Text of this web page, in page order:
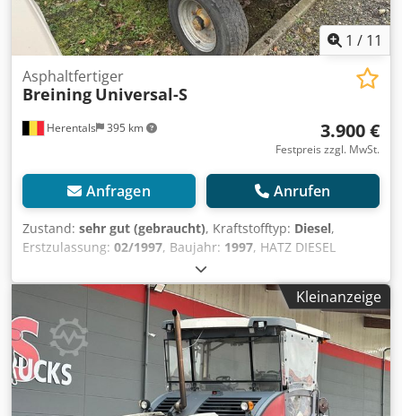
1 / 11
Herentals 395 km
Asphaltfertiger
Breining Universal-S
3.900 €
Festpreis zzgl. MwSt.
Anfragen Anrufen
Zustand: sehr gut (gebraucht), Kraftstofftyp: Diesel,
Erstzulassung: 02/1997, Baujahr: 1997, HATZ DIESEL
2L40CH Tank 1200Liter = Weitere Informationen =
Verwendungszweck: Bauwesen Cjdpfjydfa Aox Amyjrf zGG:
3.800 kg Technischer Zustand: sehr gut Optischer Zustand:
sehr gut Seriennummer: 12057 Wenden Sie sich an Thierry
Leemans, um weitere Informationen zu erhalten.
Kleinanzeige